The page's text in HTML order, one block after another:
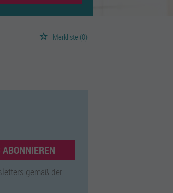
Merkliste (0)
gemäß der